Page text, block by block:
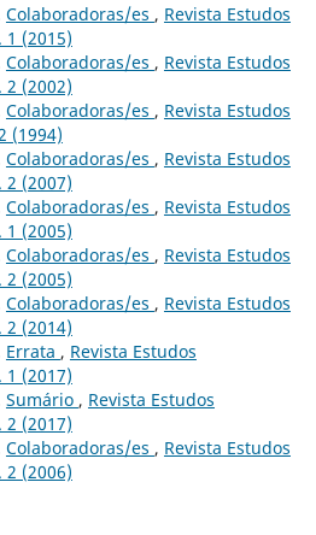
Colaboradoras/es , Revista Estudos
1 (2015)
Colaboradoras/es , Revista Estudos
2 (2002)
Colaboradoras/es , Revista Estudos
(1994)
Colaboradoras/es , Revista Estudos
2 (2007)
Colaboradoras/es , Revista Estudos
1 (2005)
Colaboradoras/es , Revista Estudos
2 (2005)
Colaboradoras/es , Revista Estudos
2 (2014)
Errata , Revista Estudos
1 (2017)
Sumário , Revista Estudos
2 (2017)
Colaboradoras/es , Revista Estudos
2 (2006)